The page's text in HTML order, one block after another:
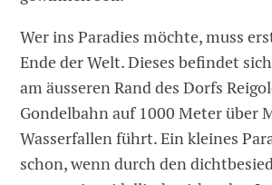
Wer ins Paradies möchte, muss
Ende der Welt. Dieses befindet
am äusseren Rand des Dorfs
Gondelbahn auf 1000 Meter über
Wasserfallen führt. Ein kleines
schon, wenn durch den